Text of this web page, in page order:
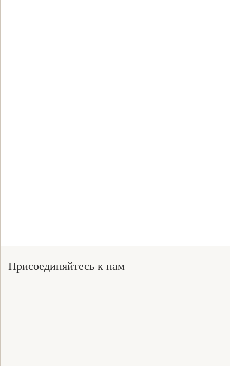
Присоединяйтесь к нам